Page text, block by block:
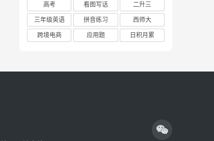
高考
看图写话
二升三
三年级英语
拼音练习
西师大
跨境电商
应用题 日积月累